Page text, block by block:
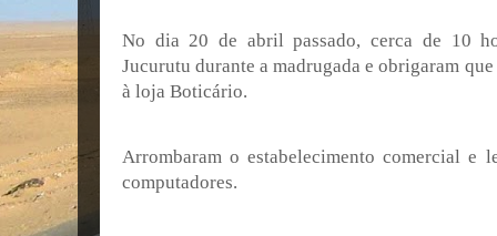
No dia 20 de abril passado, cerca de 10
Jucurutu durante a madrugada e obrigaram
à loja Boticário.
Arrombaram o estabelecimento comercial e
computadores.